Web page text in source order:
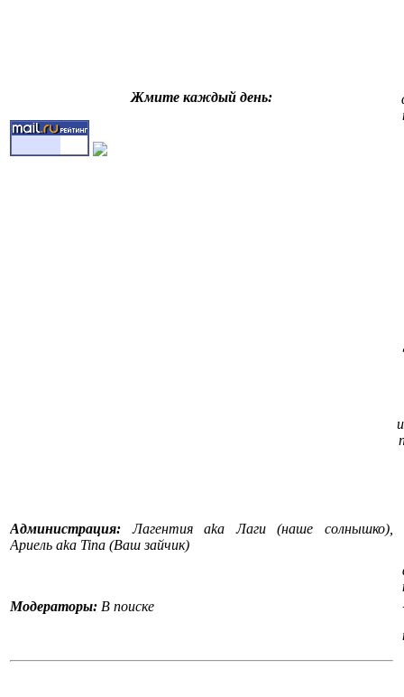
Жмите каждый день:
Администрация:
Лагентия aka Лаги (наше солнышко),
Ариель aka Tina (Ваш зайчик)
Модераторы: В поиске